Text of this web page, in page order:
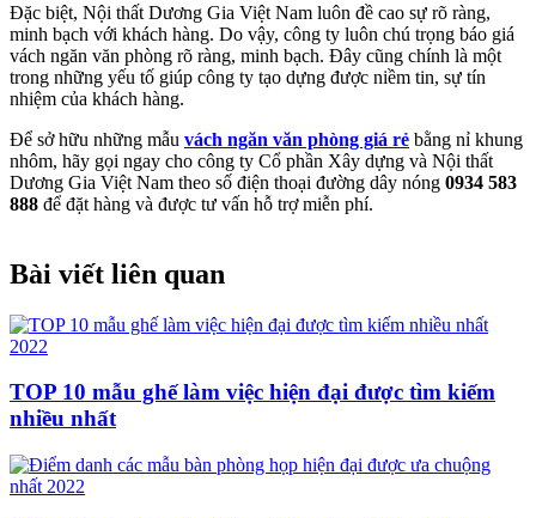
Đặc biệt, Nội thất Dương Gia Việt Nam luôn đề cao sự rõ ràng,
minh bạch với khách hàng. Do vậy, công ty luôn chú trọng báo giá
vách ngăn văn phòng rõ ràng, minh bạch. Đây cũng chính là một
trong những yếu tố giúp công ty tạo dựng được niềm tin, sự tín
nhiệm của khách hàng.
Để sở hữu những mẫu vách ngăn văn phòng giá rẻ bằng nỉ khung
nhôm, hãy gọi ngay cho công ty Cổ phần Xây dựng và Nội thất
Dương Gia Việt Nam theo số điện thoại đường dây nóng 0934 583
888 để đặt hàng và được tư vấn hỗ trợ miễn phí.
Bài viết liên quan
TOP 10 mẫu ghế làm việc hiện đại được tìm kiếm
nhiều nhất